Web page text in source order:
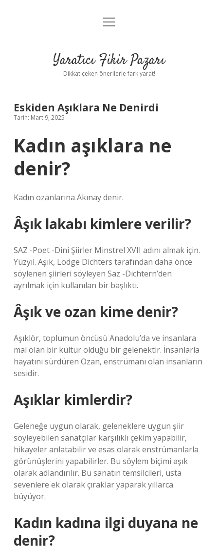
Anasayfa
Yasal Uyarı
menüyü
Yaratıcı Fikir Pazarı
Dikkat çeken önerilerle fark yarat!
Eskiden Aşıklara Ne Denirdi
Tarih: Mart 9, 2025
Kadın aşıklara ne
denir?
Kadın ozanlarına Akınay denir.
Âşık lakabı kimlere verilir?
SAZ -Poet -Dini Şiirler Minstrel XVII adını almak için.
Yüzyıl. Aşık, Lodge Dichters tarafından daha önce
söylenen şiirleri söyleyen Saz -Dichtern’den
ayrılmak için kullanılan bir başlıktı.
Âşık ve ozan kime denir?
Aşıklör, toplumun öncüsü Anadolu’da ve insanlara
mal olan bir kültür olduğu bir gelenektir. İnsanlarla
hayatını sürdüren Ozan, enstrümanı olan insanların
sesidir.
Aşıklar kimlerdir?
Geleneğe uygun olarak, geleneklere uygun şiir
söyleyebilen sanatçılar karşılıklı çekim yapabilir,
hikayeler anlatabilir ve esas olarak enstrümanlarla
görünüşlerini yapabilirler. Bu söylem biçimi aşık
olarak adlandırılır. Bu sanatın temsilcileri, usta
sevenlere ek olarak çıraklar yaparak yıllarca
büyüyor.
Kadın kadına ilgi duyana ne
denir?